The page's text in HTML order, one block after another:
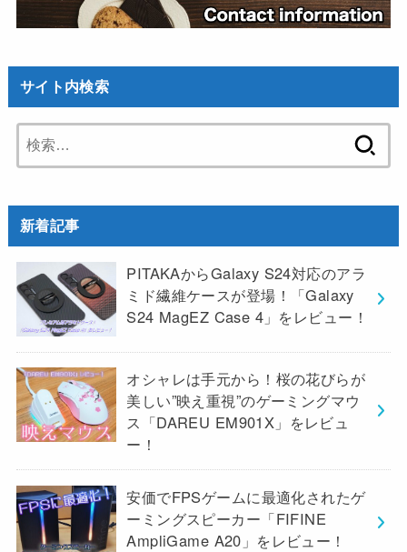
サイト内検索
索:
新着記事
PITAKAからGalaxy S24対応のアラ
ミド繊維ケースが登場！「Galaxy
S24 MagEZ Case 4」をレビュー！
オシャレは手元から！桜の花びらが
美しい”映え重視”のゲーミングマウ
ス「DAREU EM901X」をレビュ
ー！
安価でFPSゲームに最適化されたゲ
ーミングスピーカー「FIFINE
AmpliGame A20」をレビュー！